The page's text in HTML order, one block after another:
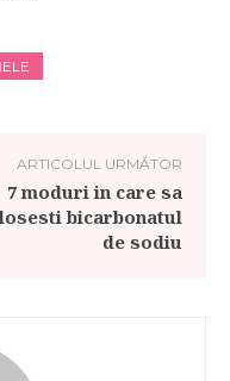
ARTICOLUL URMĂTOR
7 moduri in care sa
bicarbonatul
de sodiu